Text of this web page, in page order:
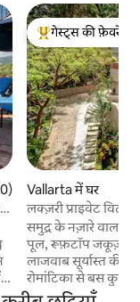
से 4.97, 200 समीक्षाएँ
गेस्ट्स का टॉप फ़ेवरेट
गेस्ट्स की फ़ेवरेट
Vallarta में घर
लक्ज़री प्राइवेट विला
समुद्र के नज़ारे वाला
पूल, रूफ़टॉप जकूज़ी,
लाजवाब सूर्यास्त की
रोमांटिका से बस कुछ
एक्सक्लूसिव कॉन्चास